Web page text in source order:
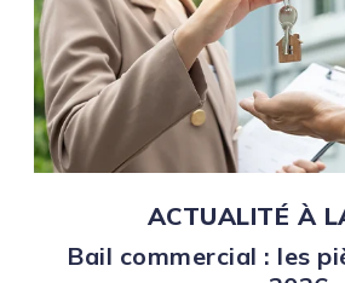
ACTUALITÉ À
Bail commercial : les